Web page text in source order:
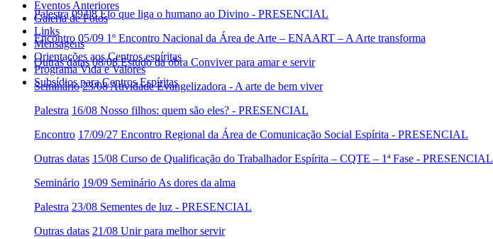
Eventos Anteriores
Galeria de Fotos
Links
Mensagens
Orientações aos Centros espíritas
Programa Vida e Valores
Subsídios para Centros Espíritas
Palestra 09/08 Elo que liga o humano ao Divino - PRESENCIAL
Encontro 05/09 1º Encontro Nacional da Área de Arte – ENAART – A Arte transforma
Outras datas 08/08 Estudo da obra Conviver para amar e servir
Seminário 23/08 Atividade Evangelizadora - A arte de bem viver
Palestra 16/08 Nosso filhos: quem são eles? - PRESENCIAL
Encontro 17/09/27 Encontro Regional da Área de Comunicação Social Espírita - PRESENCIAL
Outras datas 15/08 Curso de Qualificação do Trabalhador Espírita – CQTE – 1ª Fase - PRESENCIAL
Seminário 19/09 Seminário As dores da alma
Palestra 23/08 Sementes de luz - PRESENCIAL
Outras datas 21/08 Unir para melhor servir